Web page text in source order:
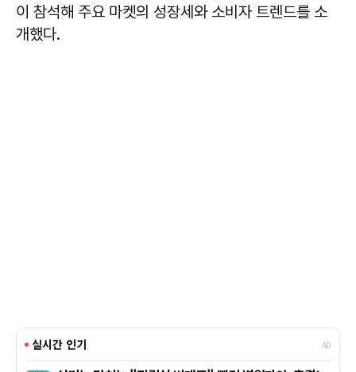
이 참석해 주요 마켓의 성장세와 소비자 트렌드를 소
개했다.